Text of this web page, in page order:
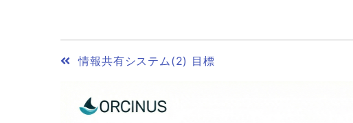
情報共有システム(2) 目標